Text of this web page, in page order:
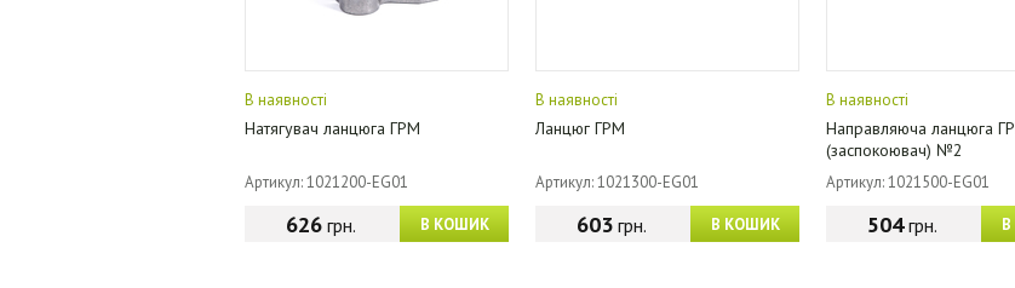
В наявності
Натягувач ланцюга ГРМ
Артикул: 1021200-EG01
В КОШИК
626грн.
В наявності
Ланцюг ГРМ
Артикул: 1021300-EG01
В КОШИК
603грн.
В наявності
Направляюча ланцюга
(заспокоювач) №2
Артикул: 1021500-EG01
504грн.